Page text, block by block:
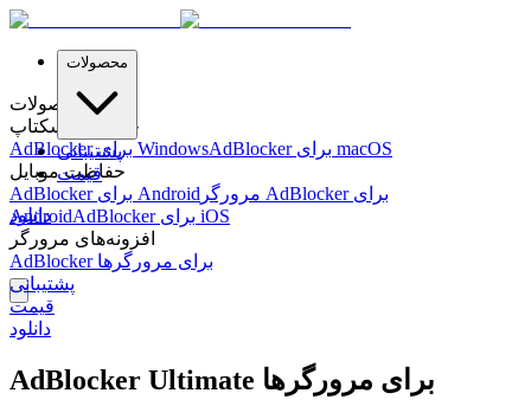
محصولات
پشتیبانی
قیمت
دانلود
محصولات
حفاظت دسکتاپ
AdBlocker برای Windows
AdBlocker برای macOS
حفاظت موبایل
AdBlocker برای Android مرورگر AdBlocker برای
Android
AdBlocker برای iOS
افزونه‌های مرورگر
AdBlocker برای مرورگرها
پشتیبانی
قیمت
دانلود
AdBlocker Ultimate برای مرورگرها